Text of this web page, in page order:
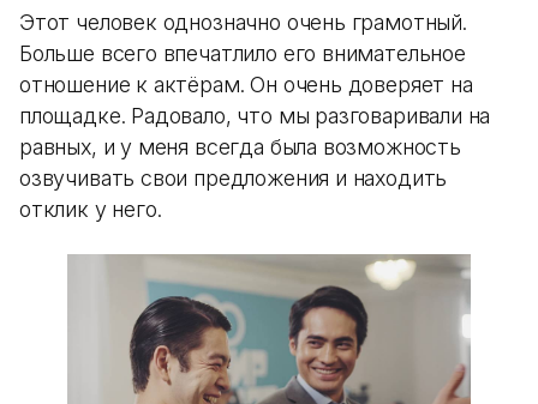
Этот человек однозначно очень грамотный.
Больше всего впечатлило его внимательное
отношение к актёрам. Он очень доверяет на
площадке. Радовало, что мы разговаривали на
равных, и у меня всегда была возможность
озвучивать свои предложения и находить
отклик у него.